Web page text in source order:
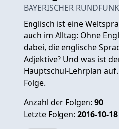
BAYERISCHER RUNDFUNK
Englisch ist eine
auch im Alltag: Ohne
dabei, die englische
Adjektive? Und was ist
Hauptschul-Lehrplan
Folge.
Anzahl der Folgen: 90
Letzte Folgen: 2016-10-18